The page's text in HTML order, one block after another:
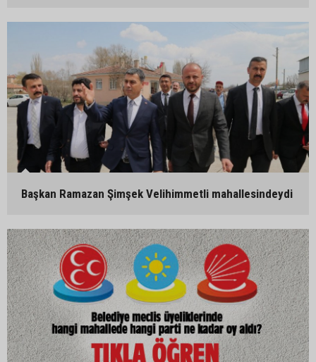
Başkan Ramazan Şimşek Velihimmetli mahallesindeydi